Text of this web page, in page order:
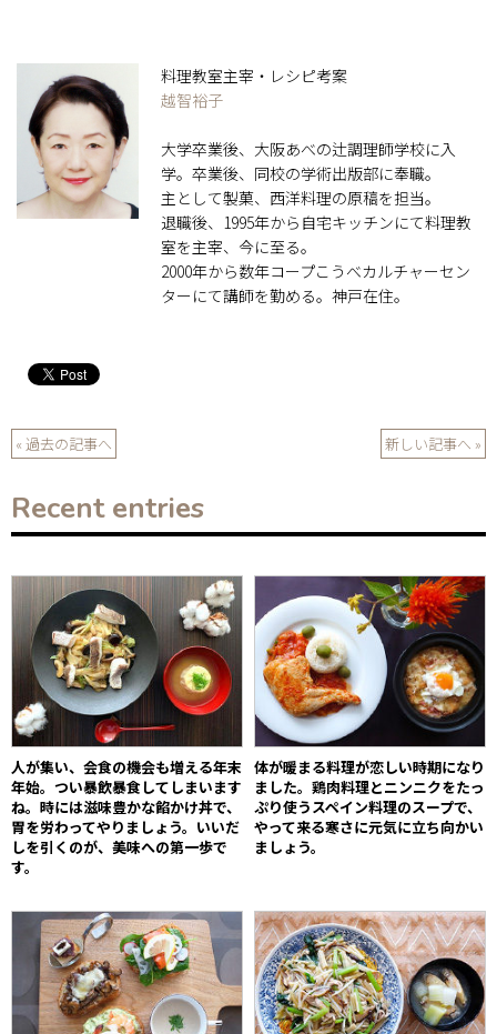
料理教室主宰・レシピ考案
越智裕子
大学卒業後、大阪あべの辻調理師学校に入
学。卒業後、同校の学術出版部に奉職。
主として製菓、西洋料理の原稿を担当。
退職後、1995年から自宅キッチンにて料理教
室を主宰、今に至る。
2000年から数年コープこうべカルチャーセン
ターにて講師を勤める。神戸在住。
新しい記事へ »
« 過去の記事へ
Recent entries
人が集い、会食の機会も増える年末
年始。つい暴飲暴食してしまいます
ね。時には滋味豊かな餡かけ丼で、
胃を労わってやりましょう。いいだ
しを引くのが、美味への第一歩で
す。
体が暖まる料理が恋しい時期になり
ました。鶏肉料理とニンニクをたっ
ぷり使うスペイン料理のスープで、
やって来る寒さに元気に立ち向かい
ましょう。